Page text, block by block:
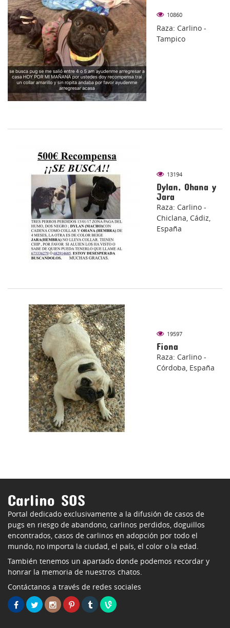
10860
Raza: Carlino -
Tampico
13194
Dylan, Ohana y
Jara
Raza: Carlino -
Chiclana, Cádiz,
España
19597
Fiona
Raza: Carlino -
Córdoba, España
Carlino SOS
Portal dedicado exclusivamente a la difusión de casos de
pugs en riesgo de abandono, carlinos perdidos, doguillos
encontrados, casos de carlinos en adopción por todo el
mundo, no importa la ciudad, el país, el color o la edad.
También tenemos un apartado donde podemos recordar y
honrar la memoria de nuestros chatos.
Contáctanos a través de redes sociales